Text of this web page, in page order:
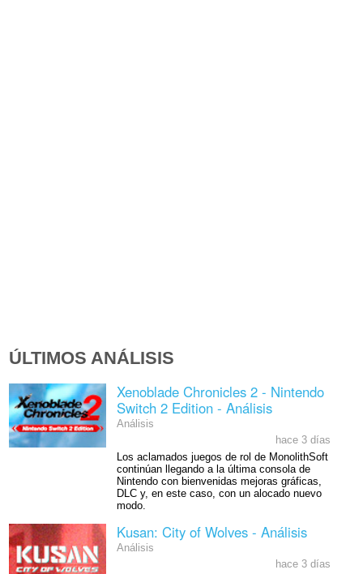
ÚLTIMOS ANÁLISIS
Xenoblade Chronicles 2 - Nintendo
Switch 2 Edition - Análisis
Análisis
hace 3 días
Los aclamados juegos de rol de MonolithSoft
continúan llegando a la última consola de
Nintendo con bienvenidas mejoras gráficas,
DLC y, en este caso, con un alocado nuevo
modo.
Kusan: City of Wolves - Análisis
Análisis
hace 3 días